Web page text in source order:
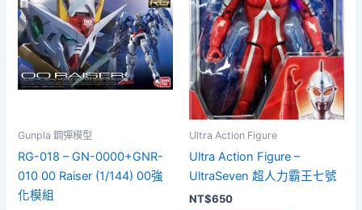
Gunpla 鋼彈模型
RG-018 – GN-0000+GNR-
010 00 Raiser (1/144) 00強
化模組
Ultra Action Figure
Ultra Action Figure –
UltraSeven 超人力霸王七號
NT$650